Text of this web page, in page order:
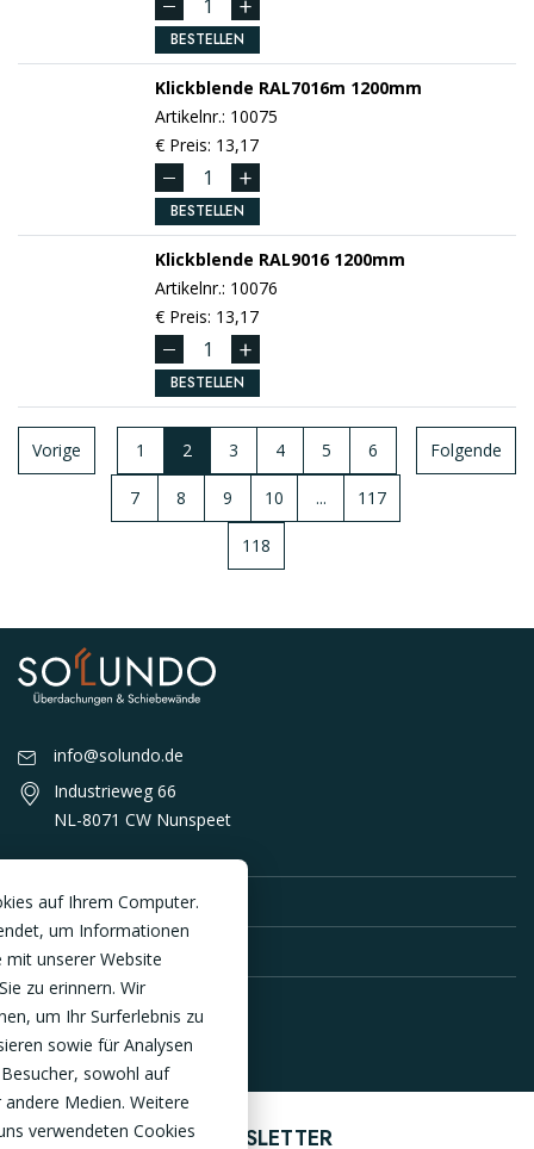
BESTELLEN
Klickblende RAL7016m 1200mm
Artikelnr.: 10075
€ Preis: 13,17
BESTELLEN
Klickblende RAL90161200mm
Artikelnr.: 10076
€ Preis: 13,17
BESTELLEN
Vorige 1 2 3 4 5 6
7 8 9 10 ... 117
118
Folgende
info@solundo.de
Industrieweg 66
NL-8071 CW Nunspeet
PRODUKTE
SERVICE DE
ANMELDEN ZUM NEWSLETTER
auf Ihrem Computer.
um Informationen
mit unserer Website
zu erinnern. Wir
um Ihr Surferlebnis zu
sowie für Analysen
sowohl auf
Medien. Weitere
verwendeten Cookies